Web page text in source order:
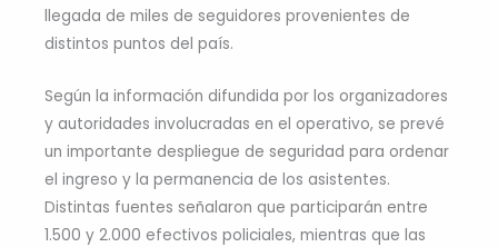
llegada de miles de seguidores provenientes de
distintos puntos del país.
Según la información difundida por los organizadores
y autoridades involucradas en el operativo, se prevé
un importante despliegue de seguridad para ordenar
el ingreso y la permanencia de los asistentes.
Distintas fuentes señalaron que participarán entre
1.500 y 2.000 efectivos policiales, mientras que las